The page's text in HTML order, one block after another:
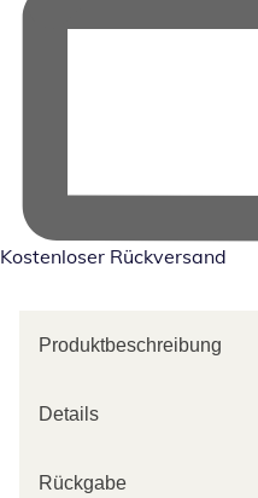
Kostenloser Rückversand
Produktbeschreibung
Details
Rückgabe